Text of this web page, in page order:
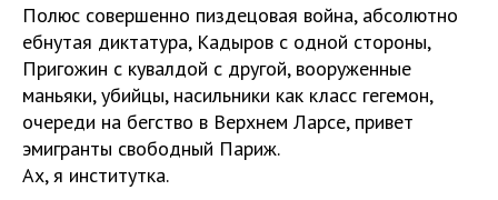
Полюс совершенно пиздецовая война, абсолютно
ебнутая диктатура, Кадыров с одной стороны,
Пригожин с кувалдой с другой, вооруженные
маньяки, убийцы, насильники как класс гегемон,
очереди на бегство в Верхнем Ларсе, привет
эмигранты свободный Париж.
Ах, я институтка.